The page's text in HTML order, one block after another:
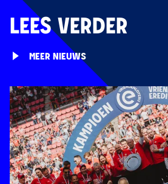
LEES VERDER
MEER NIEUWS